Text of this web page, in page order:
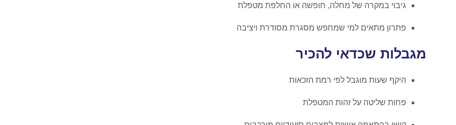
גיבוי במקרה של מחלה, חופשה או החלפת מטפלת
פתרון מתאים למי שמחפש מסגרת מסודרת ויציבה
מגבלות שכדאי להכיר
היקף שעות מוגבל לפי רמת הזכאות
פחות שליטה על זהות המטפלת